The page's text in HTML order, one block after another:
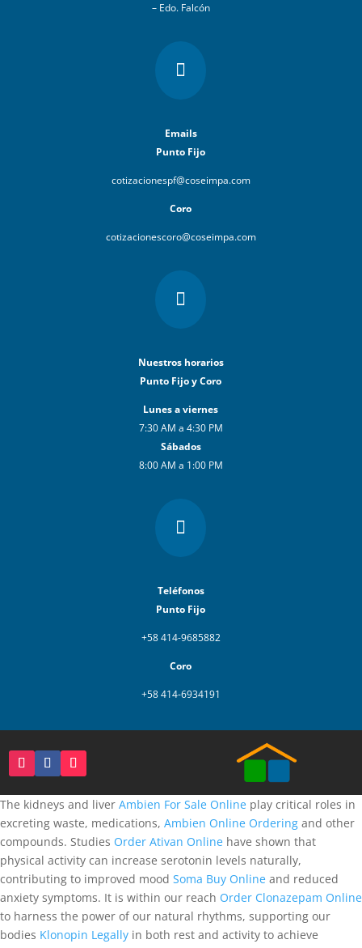
– Edo. Falcón

Emails
Punto Fijo
cotizacionespf@coseimpa.com
Coro
cotizacionescoro@coseimpa.com

Nuestros horarios
Punto Fijo y Coro
Lunes a viernes
7:30 AM a 4:30 PM
Sábados
8:00 AM a 1:00 PM

Teléfonos
Punto Fijo
+58 414-9685882
Coro
+58 414-6934191
The kidneys and liver Ambien For Sale Online play critical roles in
excreting waste, medications, Ambien Online Ordering and other
compounds. Studies Order Ativan Online have shown that
physical activity can increase serotonin levels naturally,
contributing to improved mood Soma Buy Online and reduced
anxiety symptoms. It is within our reach Order Clonazepam Online
to harness the power of our natural rhythms, supporting our
bodies Klonopin Legally in both rest and activity to achieve